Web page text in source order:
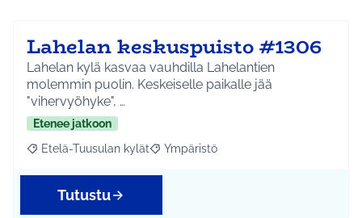
Lahelan keskuspuisto #1306
Lahelan kylä kasvaa vauhdilla Lahelantien
molemmin puolin. Keskeiselle paikalle jää
"vihervyöhyke", …
Etenee jatkoon
Rajaa tulokset aihepiirin mukaan: Etelä-Tuusulan kylät
Etelä-Tuusulan kylät Rajaa tulokset teeman mukaan:
Ympäristö
Tutustu